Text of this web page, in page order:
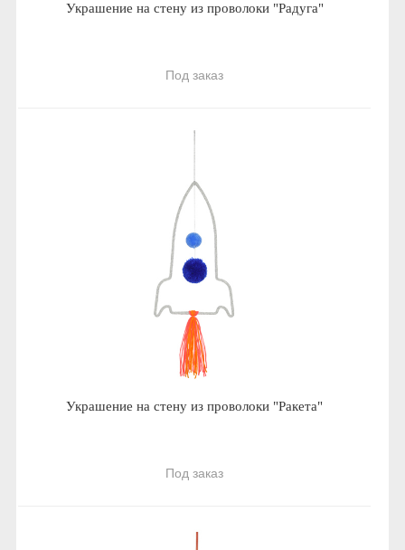
Украшение на стену из проволоки "Радуга"
Под заказ
Украшение на стену из проволоки "Ракета"
Под заказ